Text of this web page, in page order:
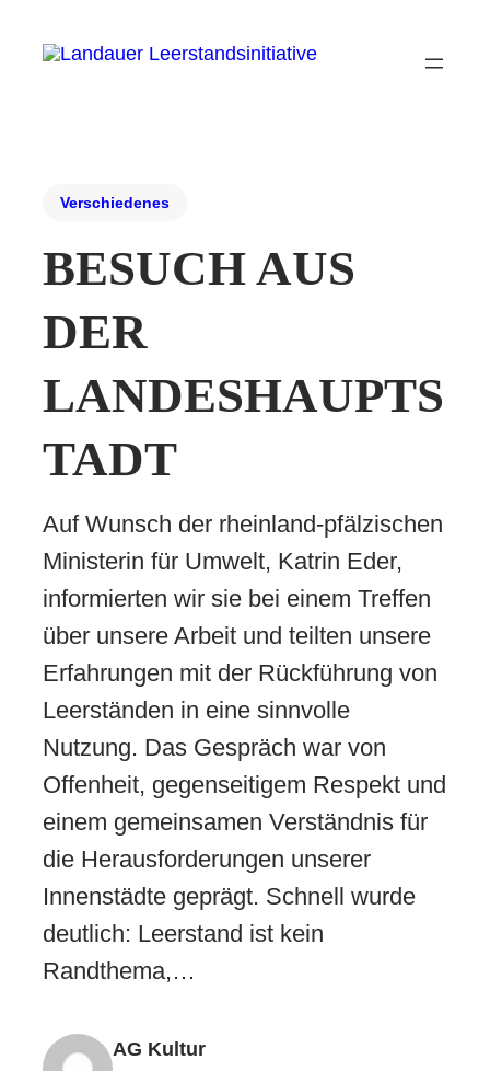
Verschiedenes
BESUCH AUS
DER
LANDESHAUPTS
TADT
Auf Wunsch der rheinland-pfälzischen
Ministerin für Umwelt, Katrin Eder,
informierten wir sie bei einem Treffen
über unsere Arbeit und teilten unsere
Erfahrungen mit der Rückführung von
Leerständen in eine sinnvolle
Nutzung. Das Gespräch war von
Offenheit, gegenseitigem Respekt und
einem gemeinsamen Verständnis für
die Herausforderungen unserer
Innenstädte geprägt. Schnell wurde
deutlich: Leerstand ist kein
Randthema,…
AG Kultur